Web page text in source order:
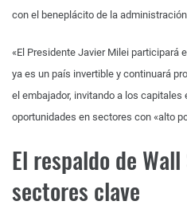
con el beneplácito de la
«El Presidente Javier Milei participará
ya es un país invertible y continuará
el embajador, invitando a los capitales
oportunidades en sectores con «alto
El respaldo de
sectores clave